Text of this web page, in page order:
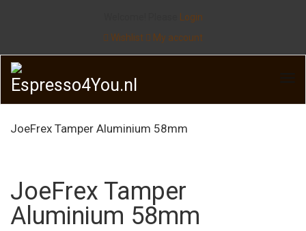
Login
Wishlist
My account
JoeFrex Tamper Aluminium 58mm
JoeFrex Tamper
Aluminium 58mm